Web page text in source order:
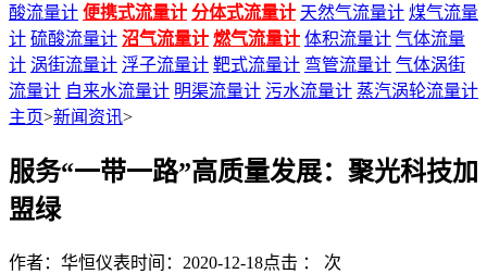
酸流量计 便携式流量计 分体式流量计 天然气流量计 煤气流量
计 硫酸流量计 沼气流量计 燃气流量计 体积流量计 气体流量
计 涡街流量计 浮子流量计 靶式流量计 弯管流量计 气体涡街
流量计 自来水流量计 明渠流量计 污水流量计 蒸汽涡轮流量计
主页>新闻资讯>
服务“一带一路”高质量发展：聚光科技加
盟绿
作者：华恒仪表时间：2020-12-18点击 ： 次